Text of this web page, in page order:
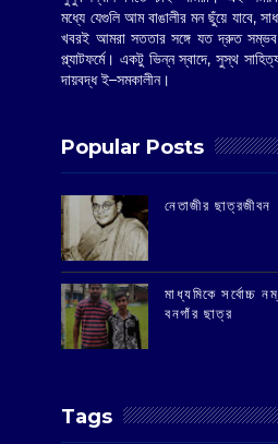
মধ্যে যেগুলি আম বাঙালীর মন ছুঁয়ে যাবে,
খবরই আমরা সততার সঙ্গে যত দ্রুত
প্ল্যাটফর্মে। একটু ভিন্ন স্বাদে, সুস্থ
দায়বদ্ধ ই–সমকালীন।
Popular Posts
‌নেতাজীর ছাত্রজীবন
মাধ্যমিকে সর্বোচ্চ
বনগাঁর ছাত্র
Tags